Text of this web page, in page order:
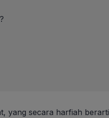
yang secara harfiah berarti